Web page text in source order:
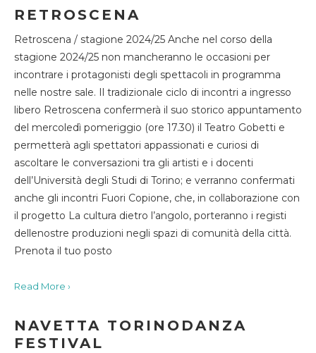
RETROSCENA
Retroscena / stagione 2024/25 Anche nel corso della
stagione 2024/25 non mancheranno le occasioni per
incontrare i protagonisti degli spettacoli in programma
nelle nostre sale. Il tradizionale ciclo di incontri a ingresso
libero Retroscena confermerà il suo storico appuntamento
del mercoledì pomeriggio (ore 17.30) il Teatro Gobetti e
permetterà agli spettatori appassionati e curiosi di
ascoltare le conversazioni tra gli artisti e i docenti
dell’Università degli Studi di Torino; e verranno confermati
anche gli incontri Fuori Copione, che, in collaborazione con
il progetto La cultura dietro l’angolo, porteranno i registi
dellenostre produzioni negli spazi di comunità della città.
Prenota il tuo posto
Read More ›
NAVETTA TORINODANZA
FESTIVAL